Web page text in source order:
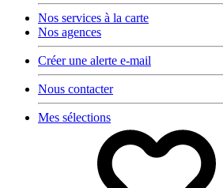
Nos services à la carte
Nos agences
Créer une alerte e-mail
Nous contacter
Mes sélections